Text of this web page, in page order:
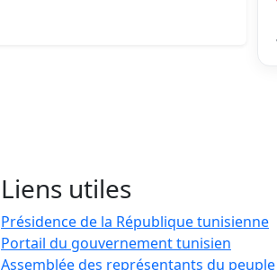
Liens utiles
Présidence de la République tunisienne
Portail du gouvernement tunisien
Assemblée des représentants du peuple